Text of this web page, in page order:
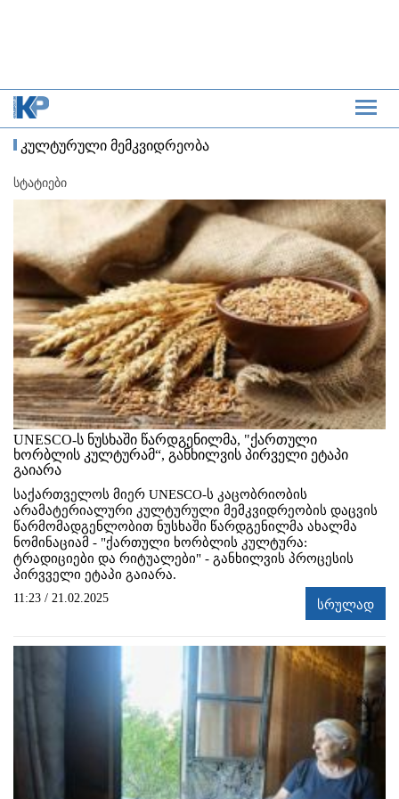
კულტურული მემკვიდრეობა
სტატიები
UNESCO-ს ნუსხაში წარდგენილმა, "ქართული
ხორბლის კულტურამ“, განხილვის პირველი ეტაპი
გაიარა
საქართველოს მიერ UNESCO-ს კაცობრიობის
არამატერიალური კულტურული მემკვიდრეობის დაცვის
წარმომადგენლობით ნუსხაში წარდგენილმა ახალმა
ნომინაციამ - "ქართული ხორბლის კულტურა:
ტრადიციები და რიტუალები" - განხილვის პროცესის
პირვველი ეტაპი გაიარა.
11:23 / 21.02.2025 სრულად